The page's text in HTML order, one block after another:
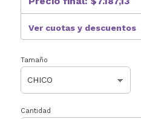
Ver cuotas y descuentos
Tamaño
Cantidad